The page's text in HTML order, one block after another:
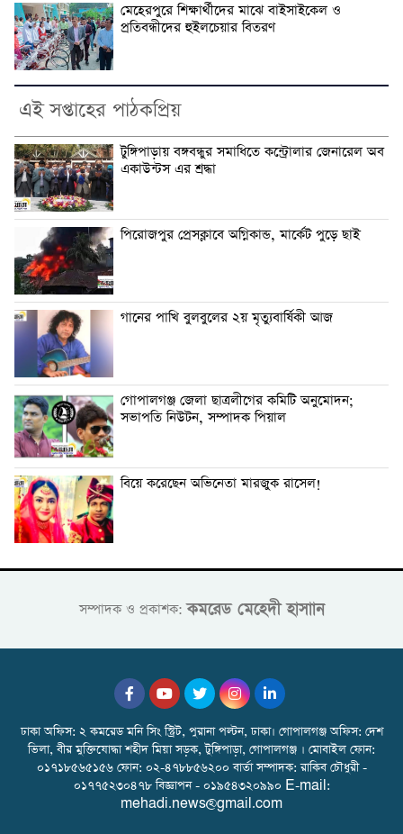
মেহেরপুরে শিক্ষার্থীদের মাঝে বাইসাইকেল ও
প্রতিবন্ধীদের হুইলচেয়ার বিতরণ
এই সপ্তাহের পাঠকপ্রিয়
টুঙ্গিপাড়ায় বঙ্গবন্ধুর সমাধিতে কন্ট্রোলার জেনারেল অব
একাউন্টস এর শ্রদ্ধা
পিরোজপুর প্রেসক্লাবে অগ্নিকান্ড, মার্কেট পুড়ে ছাই
গানের পাখি বুলবুলের ২য় মৃত্যুবার্ষিকী আজ
গোপালগঞ্জ জেলা ছাত্রলীগের কমিটি অনুমোদন;
সভাপতি নিউটন, সম্পাদক পিয়াল
বিয়ে করেছেন অভিনেতা মারজুক রাসেল!
সম্পাদক ও প্রকাশক:কমরেড মেহেদী হাসাান
ঢাকা অফিস: ২ কমরেড মনি সিং স্ট্রিট, পুরানা পল্টন, ঢাকা। গোপালগঞ্জ অফিস: দেশ
ভিলা, বীর মুক্তিযোদ্ধা শহীদ মিয়া সড়ক, টুঙ্গিপাড়া, গোপালগঞ্জ । মোবাইল ফোন:
০১৭১৮৫৬৫১৫৬ ফোন: ০২-৪৭৮৮৫৬২০০ বার্তা সম্পাদক: রাকিব চৌধুরী -
০১৭৭৫২৩০৪৭৮ বিজ্ঞাপন - ০১৯৫৪৩২০৯৯০ E-mail:
mehadi.news@gmail.com